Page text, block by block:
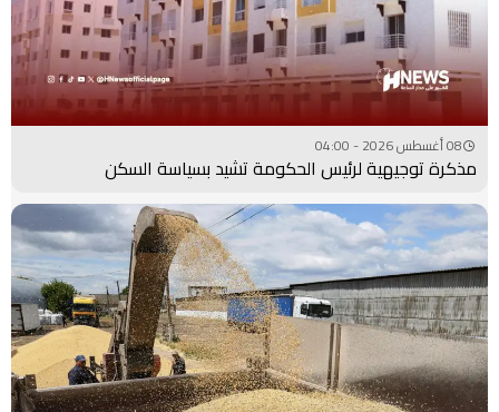
08 أغسطس 2026 - 04:00
مذكرة توجيهية لرئيس الحكومة تشيد بسياسة السكن